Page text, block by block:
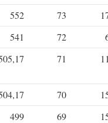
552 73
541 72
71
70
499 69